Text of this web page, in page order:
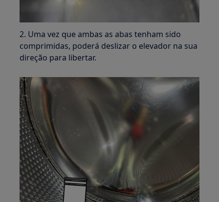
2. Uma vez que ambas as abas tenham sido
comprimidas, poderá deslizar o elevador na sua
direção para libertar.